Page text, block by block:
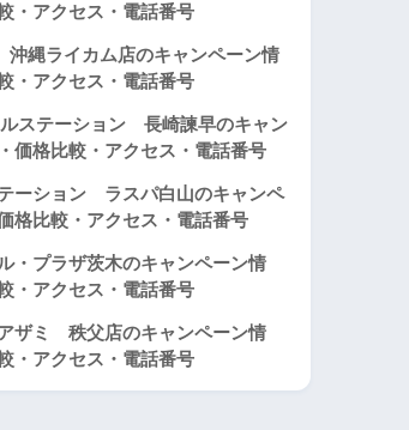
・アクセス・電話番号
縄ライカム店のキャンペーン情
・アクセス・電話番号
ステーション 長崎諫早のキャン
価格比較・アクセス・電話番号
ーション ラスパ白山のキャンペ
格比較・アクセス・電話番号
プラザ茨木のキャンペーン情
・アクセス・電話番号
ザミ 秩父店のキャンペーン情
・アクセス・電話番号